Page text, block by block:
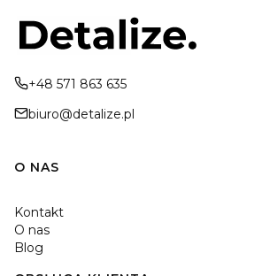
+48 571 863 635
biuro@detalize.pl
Linki w stopce
O NAS
Kontakt
O nas
Blog